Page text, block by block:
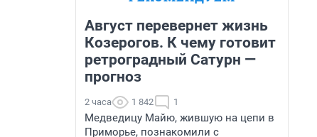
Август перевернет жизнь
Козерогов. К чему готовит
ретроградный Сатурн —
прогноз
2 часа 1 842 1
Медведицу Майю, жившую на цепи в
Приморье, познакомили с